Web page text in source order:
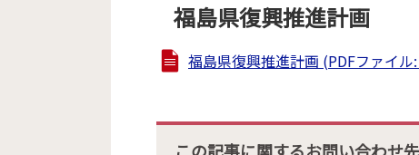
福島県復興推進計画
福島県復興推進計画 (PDFファイル